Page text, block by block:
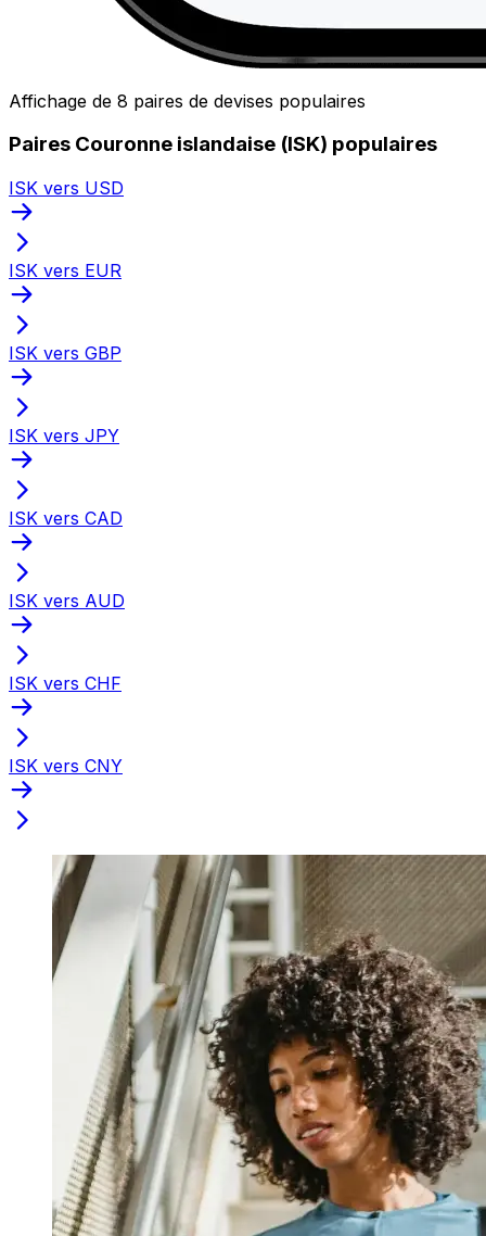
Affichage de 8 paires de devises populaires
Paires Couronne islandaise (ISK) populaires
ISK vers USD
ISK vers EUR
ISK vers GBP
ISK vers JPY
ISK vers CAD
ISK vers AUD
ISK vers CHF
ISK vers CNY